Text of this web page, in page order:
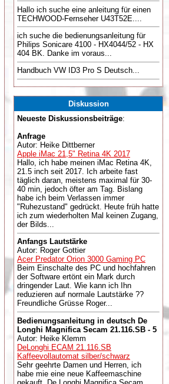
Hallo ich suche eine anleitung für einen
TECHWOOD-Fernseher U43T52E....
ich suche die bedienungsanleitung für
Philips Sonicare 4100 - HX4044/52 - HX
404 BK. Danke im voraus...
Handbuch VW ID3 Pro S Deutsch...
Diskussion
Neueste Diskussionsbeiträge:
Anfrage
Autor: Heike Dittberner
Apple iMac 21,5" Retina 4K 2017
Hallo, ich habe meinen iMac Retina 4K,
21.5 inch seit 2017. Ich arbeite fast
täglich daran, meistens maximal für 30-
40 min, jedoch öfter am Tag. Bislang
habe ich beim Verlassen immer
"Ruhezustand" gedrückt. Heute früh hatte
ich zum wiederholten Mal keinen Zugang,
der Bilds...
Anfangs Lautstärke
Autor: Roger Gottier
Acer Predator Orion 3000 Gaming PC
Beim Einschalte des PC und hochfahren
der Software ertönt ein Mark durch
dringender Laut. Wie kann ich Ihn
reduzieren auf normale Lautstärke ??
Freundliche Grüsse Roger...
Bedienungsanleitung in deutsch De
Longhi Magnifica Secam 21.116.SB - 5
Autor: Heike Klemm
DeLonghi ECAM 21.116.SB
Kaffeevollautomat silber/schwarz
Sehr geehrte Damen und Herren, ich
habe mie eine neue Kaffeemaschine